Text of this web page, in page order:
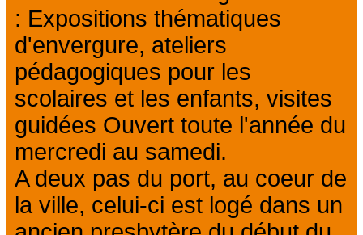
: Expositions thématiques
d'envergure, ateliers
pédagogiques pour les
scolaires et les enfants, visites
guidées Ouvert toute l'année du
mercredi au samedi.
A deux pas du port, au coeur de
la ville, celui-ci est logé dans un